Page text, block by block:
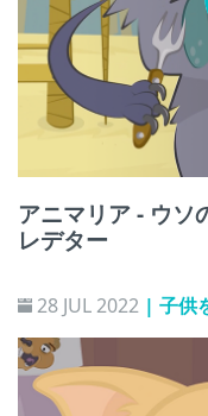
アニマリア - ウソ
レデター
28 JUL 2022 | 子供